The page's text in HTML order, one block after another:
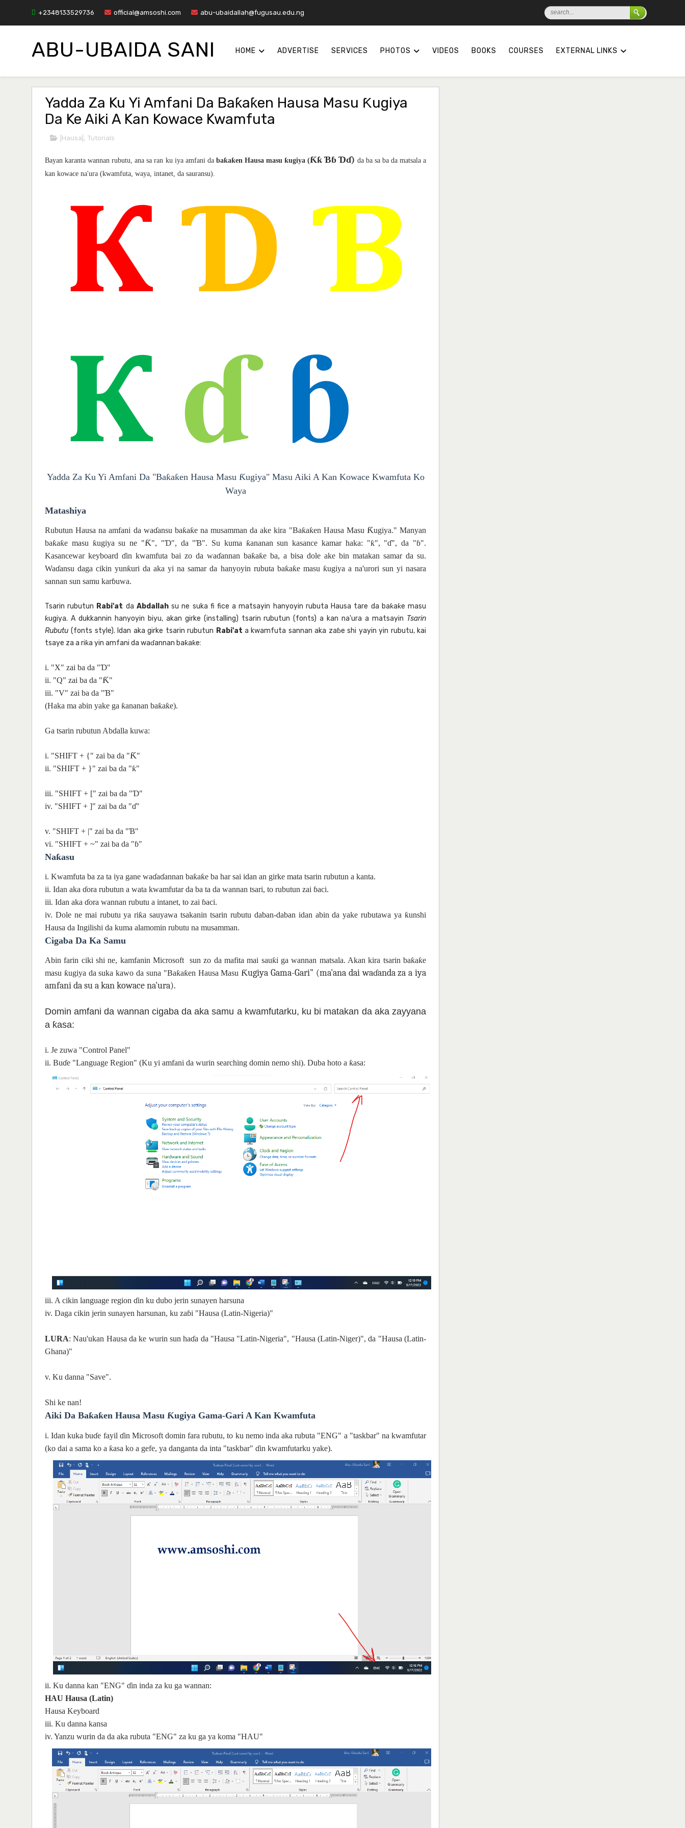
+2348133529736 official@amsoshi.com abu-ubaidallah@fugusau.edu.ng
ABU-UBAIDA SANI HOME ADVERTISE SERVICES PHOTOS VIDEOS BOOKS COURSES EXTERNAL LINKS
Yadda Za Ku Yi Amfani Da Baƙaƙen Hausa Masu Ƙugiya
Da Ke Aiki A Kan Kowace Kwamfuta
|Hausa| , Tutorials
Bayan karanta wannan rubutu, ana sa ran ku iya amfani da baƙaƙen Hausa masu ƙugiya (Ƙƙ Ɓɓ Ɗɗ) da ba sa ba da matsala a
kan kowace na'ura (kwamfuta, waya, intanet, da sauransu).
Yadda Za Ku Yi Amfani Da "Baƙaƙen Hausa Masu Ƙugiya" Masu Aiki A Kan Kowace Kwamfuta Ko
Waya
Matashiya
Rubutun Hausa na amfani da waɗansu baƙaƙe na musamman da ake kira "Baƙaƙen Hausa Masu Ƙugiya." Manyan
baƙaƙe masu ƙugiya su ne "Ƙ", "Ɗ", da "Ɓ". Su kuma ƙananan sun kasance kamar haka: "ƙ", "ɗ", da "ɓ".
Kasancewar keyboard ɗin kwamfuta bai zo da waɗannan baƙaƙe ba, a bisa dole ake bin matakan samar da su.
Waɗansu daga cikin yunƙuri da aka yi na samar da hanyoyin rubuta baƙaƙe masu ƙugiya a na'urori sun yi nasara
sannan sun samu karɓuwa.
Tsarin rubutun Rabi'at da Abdallahsu ne suka fi fice a matsayin hanyoyin rubuta Hausa tare da baƙaƙe masu
ƙugiya. A dukkannin hanyoyin biyu, akan girke (installing) tsarin rubutun (fonts) a kan na'ura a matsayin Tsarin
Rubutu(fonts style). Idan aka girke tsarin rubutun Rabi'ata kwamfuta sannan aka zaɓe shi yayin yin rubutu, kai
tsaye za a riƙa yin amfani da waɗannan baƙaƙe:
i. "X" zai ba da "Ɗ"
ii. "Q" zai ba da "Ƙ"
iii. "V" zai ba da "Ɓ"
(Haka ma abin yake ga ƙananan baƙaƙe).
Ga tsarin rubutun Abdalla kuwa:
i. "SHIFT + {" zai ba da "Ƙ"
ii. "SHIFT + }" zai ba da "ƙ"
iii. "SHIFT + [" zai ba da "Ɗ"
iv. "SHIFT + ]" zai ba da "ɗ"
v. "SHIFT + |" zai ba da "Ɓ"
vi. "SHIFT + ~" zai ba da "ɓ"
Naƙasu
i. Kwamfuta ba za ta iya gane waɗaɗannan baƙaƙe ba har sai idan an girke mata tsarin rubutun a kanta.
ii. Idan aka ɗora rubutun a wata kwamfutar da ba ta da wannan tsari, to rubutun zai ɓaci.
iii. Idan aka ɗora wannan rubutu a intanet, to zai ɓaci.
iv. Dole ne mai rubutu ya riƙa sauyawa tsakanin tsarin rubutu daban-daban idan abin da yake rubutawa ya ƙunshi
Hausa da Ingilishi da kuma alamomin rubutu na musamman.
Cigaba Da Ka Samu
Abin farin ciki shi ne, kamfanin Microsoft sun zo da mafita mai sauƙi ga wannan matsala. Akan kira tsarin baƙaƙe
masu ƙugiya da suka kawo da suna "Baƙaƙen Hausa Masu Ƙugiya Gama-Gari" (ma'ana dai waɗanda za a iya
amfani da su a kan kowace na'ura).
Domin amfani da wannan cigaba da aka samu a kwamfutarku, ku bi matakan da aka zayyana
a ƙasa:
i. Je zuwa "Control Panel"
ii. Buɗe "Language Region" (Ku yi amfani da wurin searching domin nemo shi). Duba hoto a ƙasa:
iii. A cikin language region ɗin ku dubo jerin sunayen harsuna
iv. Daga cikin jerin sunayen harsunan, ku zaɓi "Hausa (Latin-Nigeria)"
LURA: Nau'ukan Hausa da ke wurin sun haɗa da "Hausa "Latin-Nigeria", "Hausa (Latin-Niger)", da "Hausa (Latin-
Ghana)"
v. Ku danna "Save".
Shi ke nan!
Aiki Da Baƙaƙen Hausa Masu ƘUgiya Gama-Gari A Kan Kwamfuta
i. Idan kuka buɗe fayil ɗin Microsoft domin fara rubutu, to ku nemo inda aka rubuta "ENG" a "taskbar" na kwamfutar
(ko dai a sama ko a ƙasa ko a gefe, ya danganta da inta "taskbar" ɗin kwamfutarku yake).
ii. Ku danna kan "ENG" ɗin inda za ku ga wannan:
HAU Hausa (Latin)
Hausa Keyboard
iii. Ku danna kansa
iv. Yanzu wurin da da aka rubuta "ENG" za ku ga ya koma "HAU"